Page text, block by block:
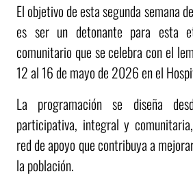
El objetivo de esta segunda semana
es ser un detonante para esta
comunitario que se celebra con el
12 al 16 de mayo de 2026 en el
La programación se diseña
participativa, integral y
red de apoyo que contribuya a
la población.